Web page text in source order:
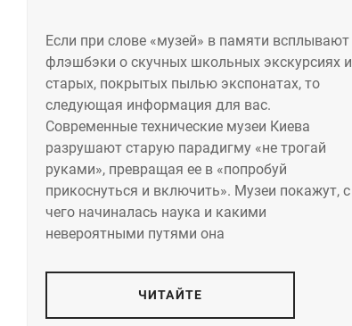
Если при слове «музей» в памяти всплывают
флэшбэки о скучных школьных экскурсиях и
старых, покрытых пылью экспонатах, то
следующая информация для вас.
Современные технические музеи Киева
разрушают старую парадигму «не трогай
руками», превращая ее в «попробуй
прикоснуться и включить». Музеи покажут, с
чего начиналась наука и какими
невероятными путями она
ЧИТАЙТЕ